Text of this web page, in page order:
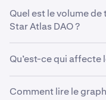
c’est pourquoi de
pourl’investissement
ayant recours à une
Dollar Cost Averaging
stress que
Quel est le volume
Star Atlas DAO ?
Kraken dans les
Qu’est-ce qui affecte
DAO, notamment la
Comment lire le